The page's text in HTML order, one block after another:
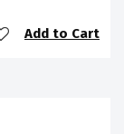
Add to Cart